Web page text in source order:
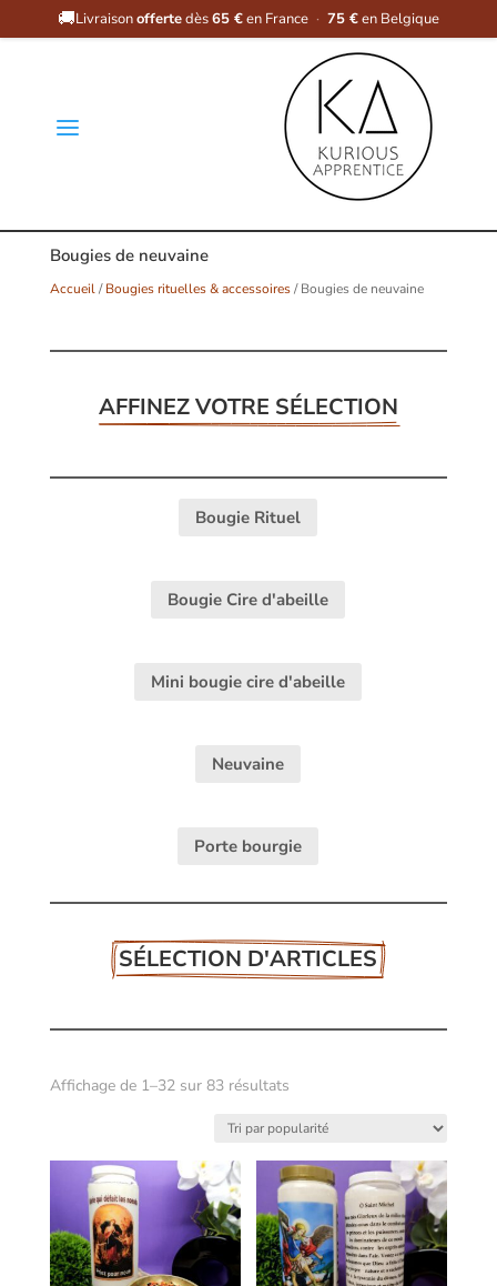
🚚Livraisonoffertedès65 €en France · 75 €en Belgique
a
Bougies de neuvaine
Accueil/Bougies rituelles & accessoires/ Bougies de neuvaine
AFFINEZ VOTRE SÉLECTION
Bougie Rituel
Bougie Cire d'abeille
Mini bougie cire d'abeille
Neuvaine
Porte bourgie
SÉLECTION D'ARTICLES
Affichage de 1–32 sur 83 résultatsTrié
popularité